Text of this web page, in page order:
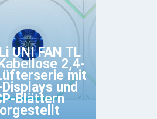
UNI FAN TL
2,4-
mit
Displays und
Blättern